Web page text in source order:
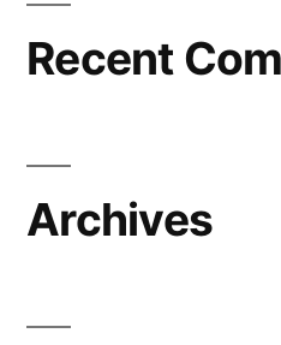
Recent
Archives